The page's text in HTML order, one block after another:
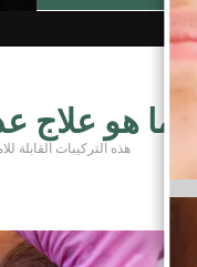
ما هو علاج
هذه التركيبات القابلة